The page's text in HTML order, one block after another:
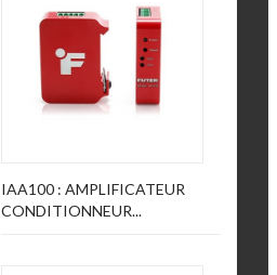
IAA100 : AMPLIFICATEUR
CONDITIONNEUR...